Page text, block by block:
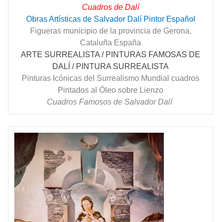
Cuadros de Dalí
Obras Artísticas de Salvador Dalí Pintor Español
Figueras municipio de la provincia de Gerona,
Cataluña España
ARTE SURREALISTA / PINTURAS FAMOSAS DE
DALÍ / PINTURA SURREALISTA
Pinturas Icónicas del Surrealismo Mundial cuadros
Pintados al Óleo sobre Lienzo
Cuadros Famosos de Salvador Dalí